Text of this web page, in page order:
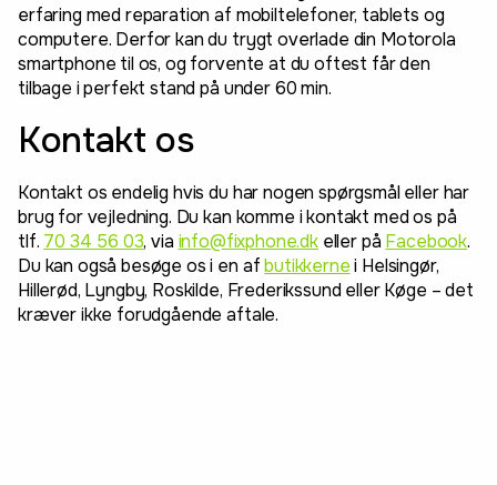
erfaring med reparation af mobiltelefoner, tablets og
computere. Derfor kan du trygt overlade din Motorola
smartphone til os, og forvente at du oftest får den
tilbage i perfekt stand på under 60 min.
Kontakt os
Kontakt os endelig hvis du har nogen spørgsmål eller har
brug for vejledning. Du kan komme i kontakt med os på
tlf. 70 34 56 03, via info@fixphone.dkeller på Facebook.
Du kan også besøge os i en afbutikkernei Helsingør,
Hillerød, Lyngby, Roskilde, Frederikssund eller Køge – det
kræver ikke forudgående aftale.